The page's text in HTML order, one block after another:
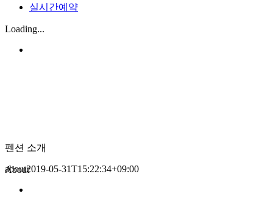
실시간예약
Loading...
about2019-05-31T15:22:34+09:00
펜션 소개
About